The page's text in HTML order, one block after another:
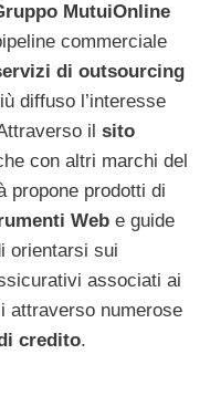
MutuiOnline
commerciale
di outsourcing
diffuso l’interesse
il sito
con altri marchi del
propone prodotti di
Web e guide
orientarsi sui
associati ai
attraverso numerose
credito.